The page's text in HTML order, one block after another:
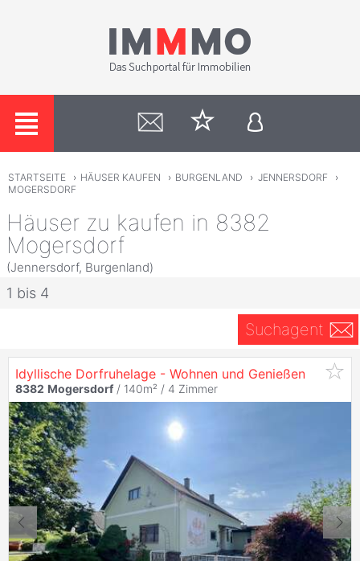
STARTSEITE › HÄUSER KAUFEN › BURGENLAND › JENNERSDORF
›
MOGERSDORF
Häuser zu kaufen in 8382
Mogersdorf
(Jennersdorf, Burgenland)
1 bis 4
Suchagent
Idyllische Dorfruhelage - Wohnen und Genießen
8382 Mogersdorf / 140m² / 4 Zimmer